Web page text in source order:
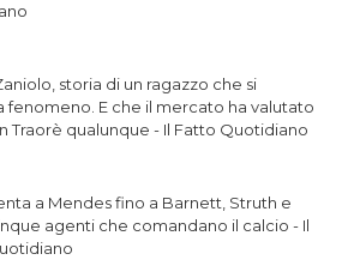
storia di un ragazzo che si
fenomeno. E che il mercato ha valutato
Traorè qualunque - Il Fatto Quotidiano
a Mendes fino a Barnett, Struth e
agenti che comandano il calcio - Il